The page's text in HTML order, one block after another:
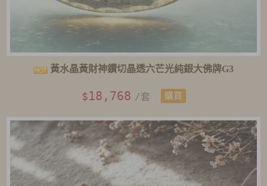
黃水晶黃財神鑽切晶透六芒光純銀大佛牌G3
$18,768 /套 購買